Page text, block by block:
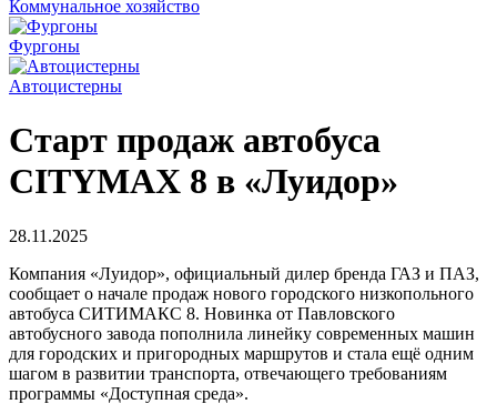
Коммунальное хозяйство
Фургоны
Автоцистерны
Старт продаж автобуса
CITYMAX 8 в «Луидор»
28.11.2025
Компания «Луидор», официальный дилер бренда ГАЗ и ПАЗ,
сообщает о начале продаж нового городского низкопольного
автобуса СИТИМАКС 8. Новинка от Павловского
автобусного завода пополнила линейку современных машин
для городских и пригородных маршрутов и стала ещё одним
шагом в развитии транспорта, отвечающего требованиям
программы «Доступная среда».